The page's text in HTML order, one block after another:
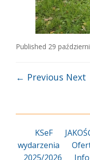
Published 29
← Previous Next
KSeF
wydarzenia
2025/2026